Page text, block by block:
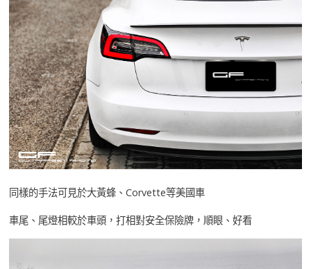
同樣的手法可見於大黃蜂、Corvette等美國車
車尾、尾燈相較於車頭，打相對安全保險牌，順眼、好看